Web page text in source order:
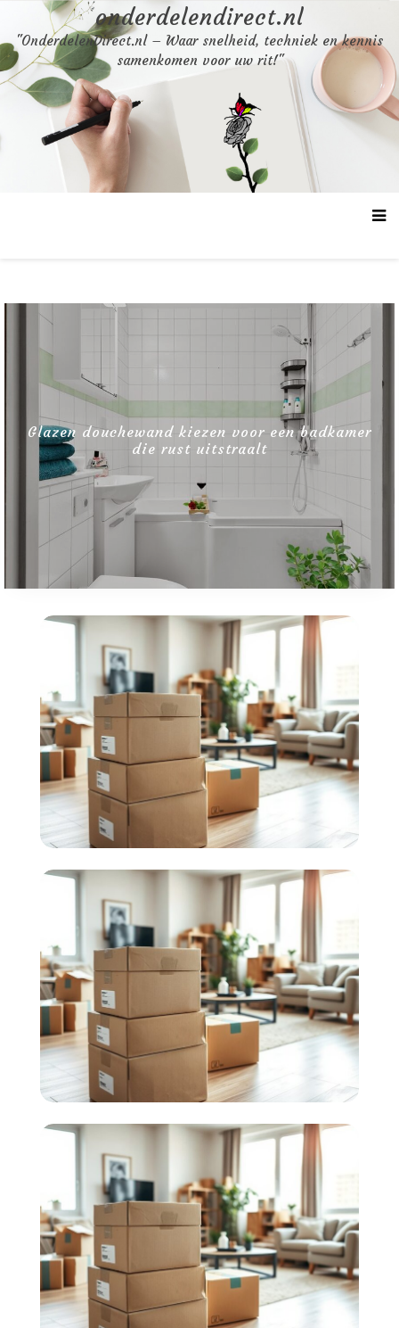
content
onderdelendirect.nl
"OnderdelenDirect.nl – Waar snelheid, techniek en kennis
samenkomen voor uw rit!"
Bovag-garantie: de zekerheid en kwaliteit bij
autokopen